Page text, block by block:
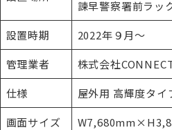
諫早警察署前ラッ
設置時期
2022年９月～
管理業者
株式会社
仕様
屋外用 高輝度タ
画面サイズ